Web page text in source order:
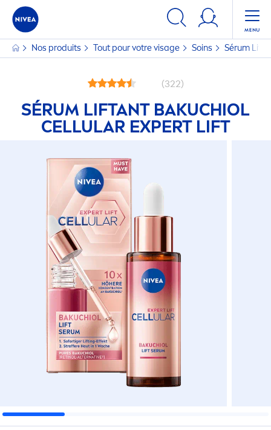
Nos produits Tout pour votre visage Soins Sérum
(322)
SÉRUM LIFTANT BAKUCHIOL
CELLULAREXPERT LIFT